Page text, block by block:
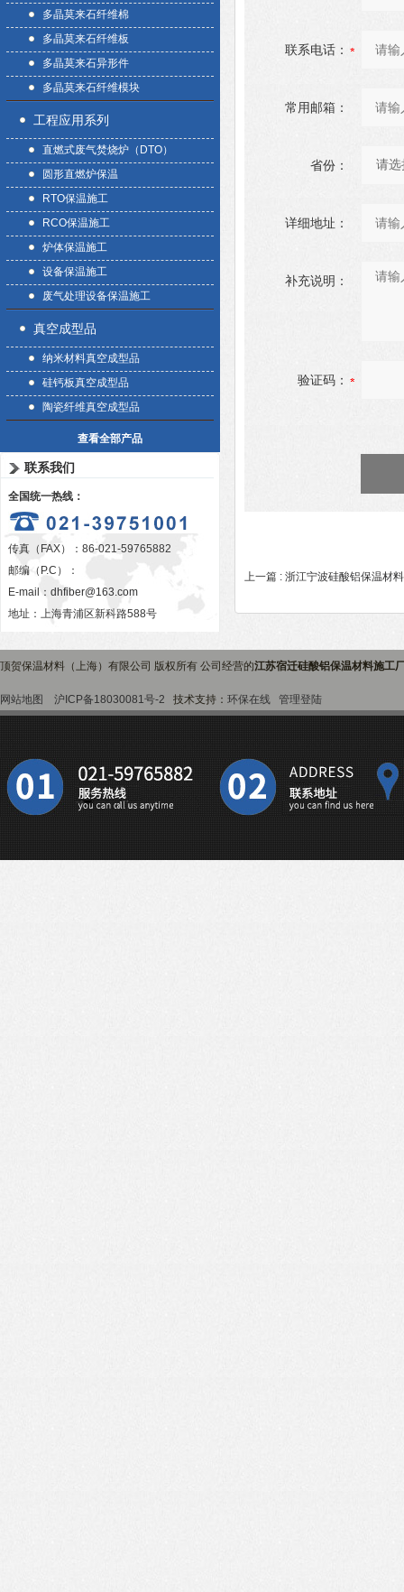
多晶莫来石纤维棉
多晶莫来石纤维板
多晶莫来石异形件
多晶莫来石纤维模块
工程应用系列
直燃式废气焚烧炉（DTO）
圆形直燃炉保温
RTO保温施工
RCO保温施工
炉体保温施工
设备保温施工
废气处理设备保温施工
真空成型品
纳米材料真空成型品
硅钙板真空成型品
陶瓷纤维真空成型品
查看全部产品
联系我们
全国统一热线：
传真（FAX）：86-021-59765882
邮编（P.C）：
E-mail： dhfiber@163.com
地址：上海青浦区新科路588号
联系电话：
常用邮箱：
省份：
详细地址：
补充说明：
验证码：
上一篇 : 浙江宁波硅酸铝保温材
顶贺保温材料（上海）有限公司 版权所有 公司经营的江苏宿迁硅酸铝保温材料施工
网站地图 沪ICP备18030081号-2 技术支持： 环保在线 管理登陆